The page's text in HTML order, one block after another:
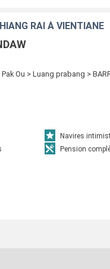
RAI À VIENTIANE
Ou > Luang prabang >
Navires
Pension